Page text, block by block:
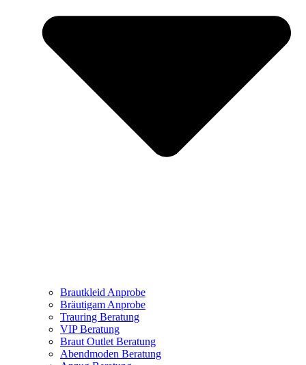
Brautkleid Anprobe
Bräutigam Anprobe
Trauring Beratung
VIP Beratung
Braut Outlet Beratung
Abendmoden Beratung